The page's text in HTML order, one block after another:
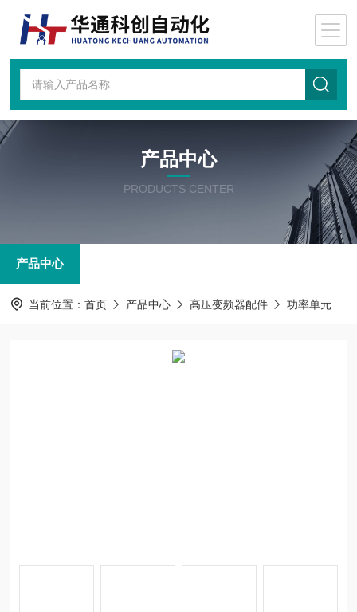
产品中心
PRODUCTS CENTER
产品中心
当前位置： 首页 产品中心 高压变频器配件 功率单元